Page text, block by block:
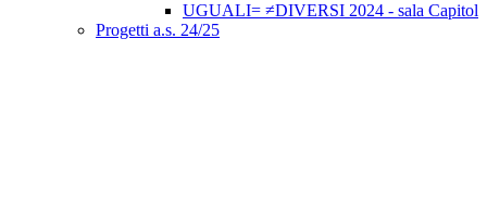
UGUALI= ≠DIVERSI 2024 - sala Capitol
Progetti a.s. 24/25